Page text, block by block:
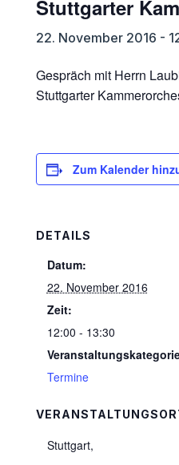
Stuttgarter
22. November 2016 -
Gespräch mit Herrn
Stuttgarter
Zum Kalender
DETAILS
Datum:
22. November 2016
Zeit:
12:00 - 13:30
Termine
Stuttgart,